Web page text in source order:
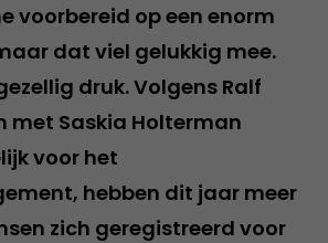
voorbereid op een enorm
dat viel gelukkig mee.
druk. Volgens Ralf
met Saskia Holterman
voor het
hebben dit jaar meer
zich geregistreerd voor